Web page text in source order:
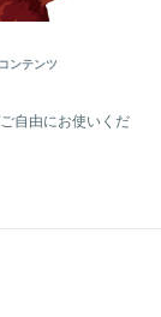
コンテンツ
自由にお使いくだ